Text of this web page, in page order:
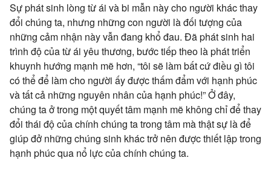
Sự phát sinh lòng từ ái và bi mẫn này cho người khác thay
đổi chúng ta, nhưng những con người là đối tượng của
những cảm nhận này vẫn đang khổ đau. Đã phát sinh hai
trình độ của từ ái yêu thương, bước tiếp theo là phát triển
khuynh hướng mạnh mẽ hơn, “tôi sẽ làm bất cứ điều gì tôi
có thể để làm cho người ấy được thấm đẩm với hạnh phúc
và tất cả những nguyên nhân của hạnh phúc!” Ở đây,
chúng ta ở trong một quyết tâm mạnh mẽ không chỉ để thay
đổi thái độ của chính chúng ta trong tâm mà thật sự là để
giúp đở những chúng sinh khác trở nên được thiết lập trong
hạnh phúc qua nổ lực của chính chúng ta.